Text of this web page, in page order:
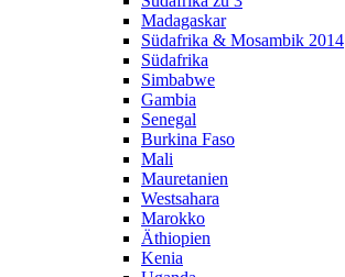
Madagaskar
Südafrika & Mosambik 2014
Südafrika
Simbabwe
Gambia
Senegal
Burkina Faso
Mali
Mauretanien
Westsahara
Marokko
Äthiopien
Kenia